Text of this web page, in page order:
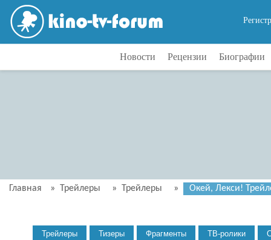
Новости Рецензии Биографии
Главная » Трейлеры » Трейлеры » Окей, Лекси!